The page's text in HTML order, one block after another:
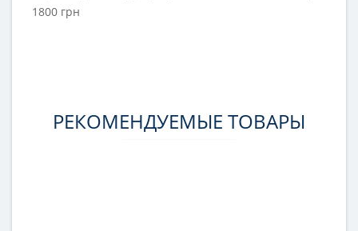
1800 грн
РЕКОМЕНДУЕМЫЕ ТОВАРЫ